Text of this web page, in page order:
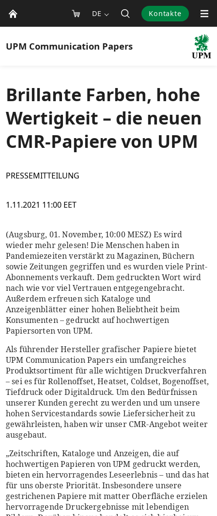
DE Kontakte
UPM Communication Papers
Brillante Farben, hohe
Wertigkeit – die neuen
CMR-Papiere von UPM
PRESSEMITTEILUNG
1.11.2021 11:00 EET
(Augsburg, 01. November, 10:00 MESZ) Es wird
wieder mehr gelesen! Die Menschen haben in
Pandemiezeiten verstärkt zu Magazinen, Büchern
sowie Zeitungen gegriffen und es wurden viele Print-
Abonnements verkauft. Dem gedruckten Wort wird
nach wie vor viel Vertrauen entgegengebracht.
Außerdem erfreuen sich Kataloge und
Anzeigenblätter einer hohen Beliebtheit beim
Konsumenten – gedruckt auf hochwertigen
Papiersorten von UPM.
Als führender Hersteller grafischer Papiere bietet
UPM Communication Papers ein umfangreiches
Produktsortiment für alle wichtigen Druckverfahren
– sei es für Rollenoffset, Heatset, Coldset, Bogenoffset,
Tiefdruck oder Digitaldruck. Um den Bedürfnissen
unserer Kunden gerecht zu werden und um unsere
hohen Servicestandards sowie Liefersicherheit zu
gewährleisten, haben wir unser CMR-Angebot weiter
ausgebaut.
„Zeitschriften, Kataloge und Anzeigen, die auf
hochwertigen Papieren von UPM gedruckt werden,
bieten ein hervorragendes Leseerlebnis – und das hat
für uns oberste Priorität. Insbesondere unsere
gestrichenen Papiere mit matter Oberfläche erzielen
hervorragende Druckergebnisse mit lebendigen